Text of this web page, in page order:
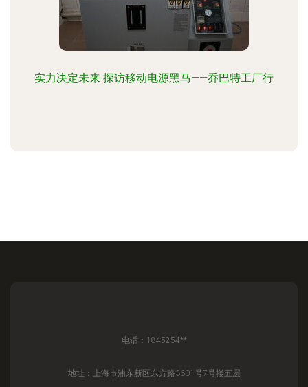
实力决定未来 探访移动电源黑马——乔巴特工厂行
电话：1845254**
地址：上海市浦东新区东方路3601号7号楼五层